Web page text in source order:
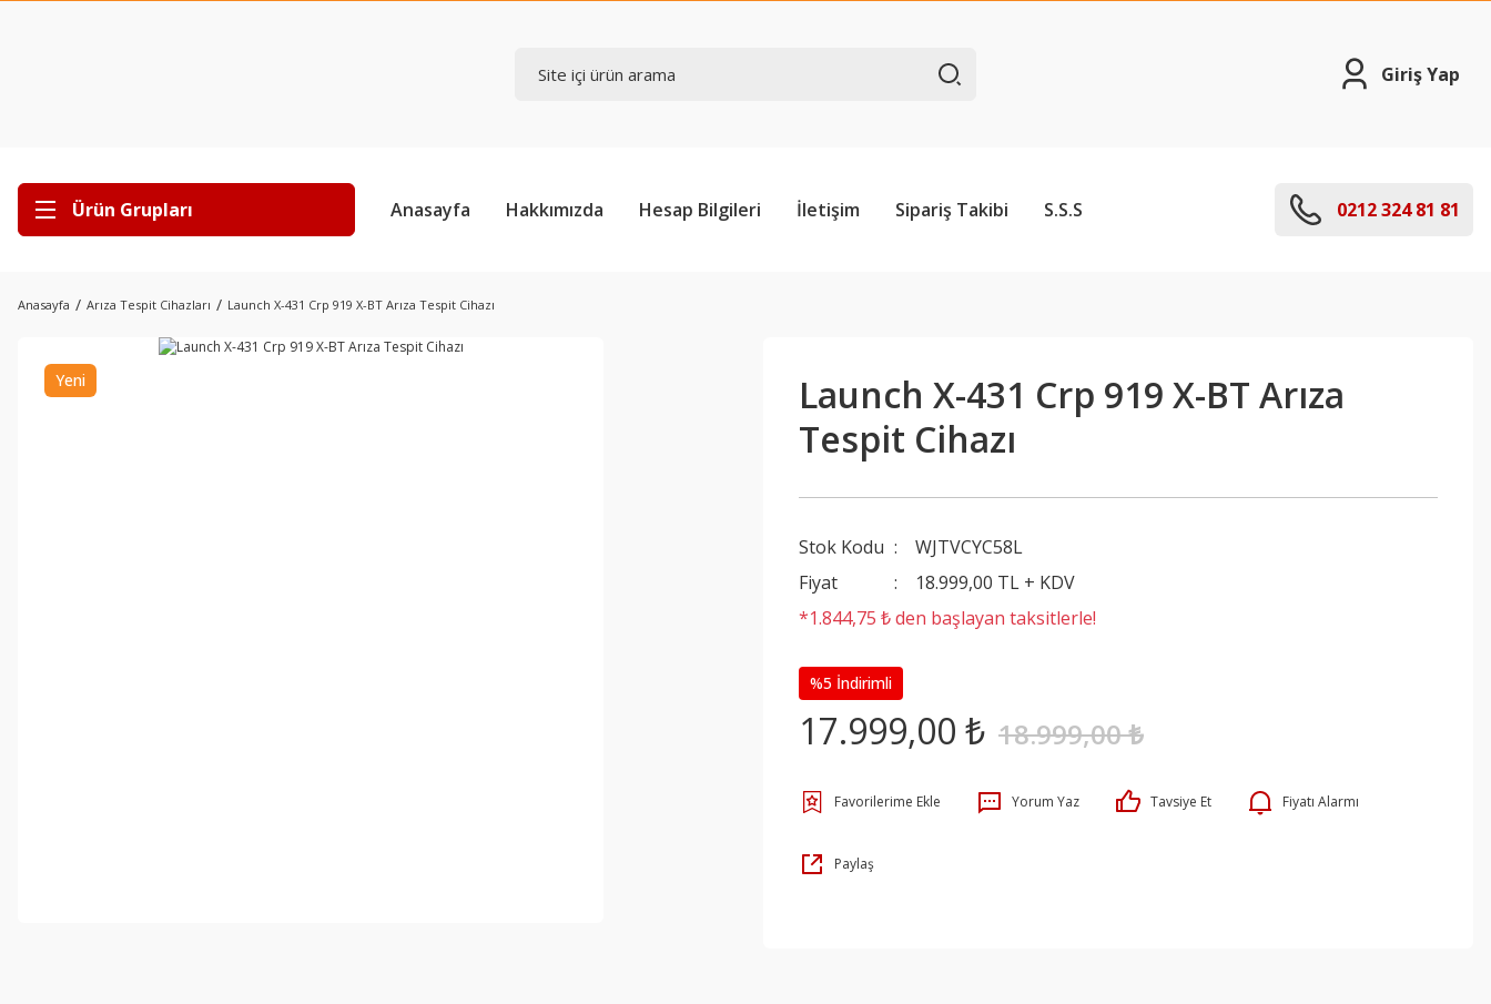
Giriş Yap
Ürün Grupları Anasayfa Hakkımızda Hesap Bilgileri İletişim Sipariş Takibi S.S.S 0212 324 81 81
Anasayfa Arıza Tespit Cihazları Launch X-431 Crp 919 X-BT Arıza Tespit Cihazı
Yeni
Launch X-431 Crp 919 X-BT Arıza
Tespit Cihazı
Stok Kodu
WJTVCYC58L
Fiyat
18.999,00 TL + KDV
*1.844,75 ₺ den başlayan taksitlerle!
%5 İndirimli
17.999,00 ₺ 18.999,00 ₺
Yorum Yaz Tavsiye Et Fiyatı Alarmı
Paylaş